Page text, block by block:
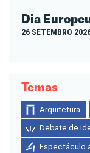
Dia
26 SETEMBRO
Temas
Arquitetura
Debate de
Espectáculo